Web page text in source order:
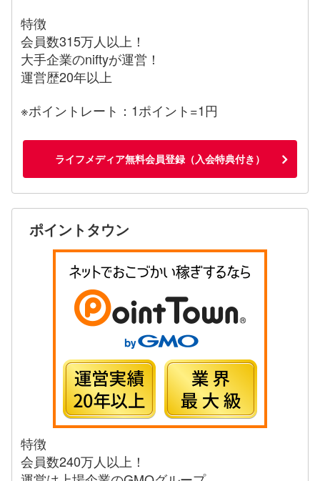
特徴
会員数315万人以上！
大手企業のniftyが運営！
運営歴20年以上
※ポイントレート：1ポイント=1円
ライフメディア無料会員登録（入会特典付き）
ポイントタウン
特徴
会員数240万人以上！